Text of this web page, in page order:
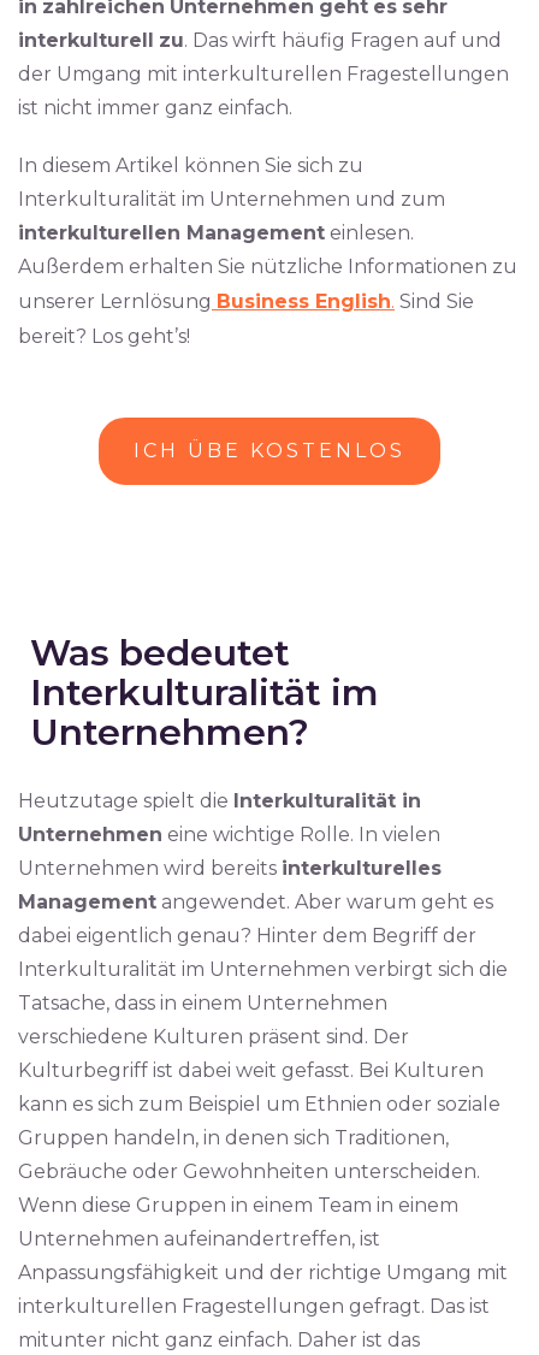
in zahlreichen Unternehmen geht es sehr
interkulturell zu. Das wirft häufig Fragen auf und
der Umgang mit interkulturellen Fragestellungen
ist nicht immer ganz einfach.
In diesem Artikel können Sie sich zu
Interkulturalität im Unternehmen und zum
interkulturellen Management einlesen.
Außerdem erhalten Sie nützliche Informationen zu
unserer Lernlösung Business English. Sind Sie
bereit? Los geht’s!
ICH ÜBE KOSTENLOS
Was bedeutet
Interkulturalität im
Unternehmen?
Heutzutage spielt die Interkulturalität in
Unternehmen eine wichtige Rolle. In vielen
Unternehmen wird bereits interkulturelles
Management angewendet. Aber warum geht es
dabei eigentlich genau? Hinter dem Begriff der
Interkulturalität im Unternehmen verbirgt sich die
Tatsache, dass in einem Unternehmen
verschiedene Kulturen präsent sind. Der
Kulturbegriff ist dabei weit gefasst. Bei Kulturen
kann es sich zum Beispiel um Ethnien oder soziale
Gruppen handeln, in denen sich Traditionen,
Gebräuche oder Gewohnheiten unterscheiden.
Wenn diese Gruppen in einem Team in einem
Unternehmen aufeinandertreffen, ist
Anpassungsfähigkeit und der richtige Umgang mit
interkulturellen Fragestellungen gefragt. Das ist
mitunter nicht ganz einfach. Daher ist das